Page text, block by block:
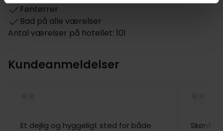
Føntørrer
Bad på alle værelser
Antal værelser på hotellet: 101
Kundeanmeldelser
Et dejlig og hyggeligt sted for både
Skønt